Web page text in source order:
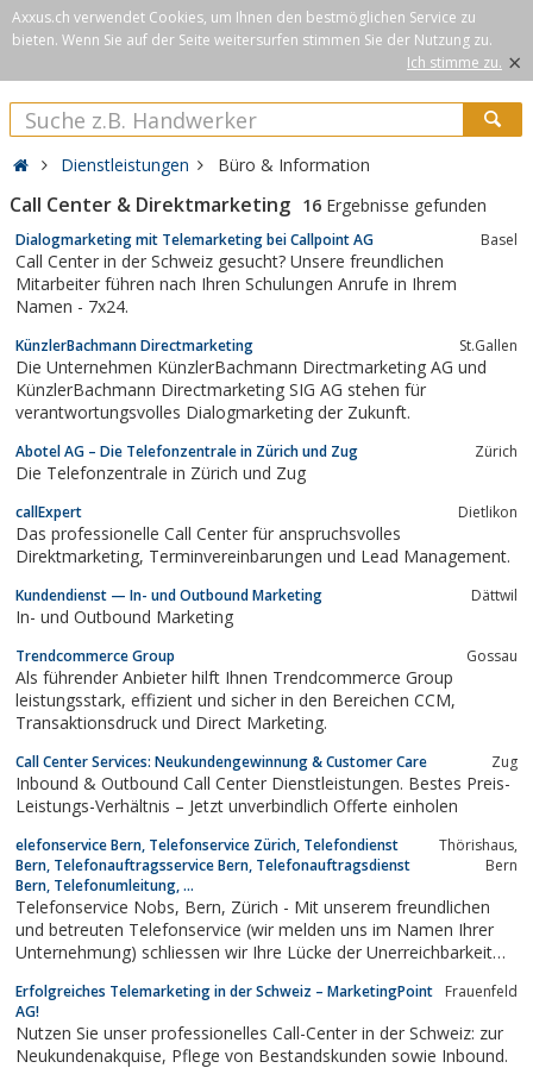
Axxus.ch verwendet Cookies, um Ihnen den bestmöglichen Service zu
bieten. Wenn Sie auf der Seite weitersurfen stimmen Sie der Nutzung zu.
Ich stimme zu. ×
Dienstleistungen Büro & Information
Call Center & Direktmarketing 16 Ergebnisse gefunden
Dialogmarketing mit Telemarketing bei Callpoint AG Basel
Call Center in der Schweiz gesucht? Unsere freundlichen
Mitarbeiter führen nach Ihren Schulungen Anrufe in Ihrem
Namen - 7x24.
KünzlerBachmann Directmarketing St.Gallen
Die Unternehmen KünzlerBachmann Directmarketing AG und
KünzlerBachmann Directmarketing SIG AG stehen für
verantwortungsvolles Dialogmarketing der Zukunft.
Abotel AG – Die Telefonzentrale in Zürich und Zug Zürich
Die Telefonzentrale in Zürich und Zug
callExpert Dietlikon
Das professionelle Call Center für anspruchsvolles
Direktmarketing, Terminvereinbarungen und Lead Management.
Kundendienst — In- und Outbound Marketing Dättwil
In- und Outbound Marketing
Trendcommerce Group Gossau
Als führender Anbieter hilft Ihnen Trendcommerce Group
leistungsstark, effizient und sicher in den Bereichen CCM,
Transaktionsdruck und Direct Marketing.
Call Center Services: Neukundengewinnung & Customer Care Zug
Inbound & Outbound Call Center Dienstleistungen. Bestes Preis-
Leistungs-Verhältnis – Jetzt unverbindlich Offerte einholen
elefonservice Bern, Telefonservice Zürich, Telefondienst
Bern, Telefonauftragsservice Bern, Telefonauftragsdienst
Bern, Telefonumleitung, ...
Thörishaus,
Bern
Telefonservice Nobs, Bern, Zürich - Mit unserem freundlichen
und betreuten Telefonservice (wir melden uns im Namen Ihrer
Unternehmung) schliessen wir Ihre Lücke der Unerreichbarkeit
Behandlungen, externe Auftragsausführung, Ferien, Krankheit,
etc. auf eine persönliche...
Erfolgreiches Telemarketing in der Schweiz – MarketingPoint
AG!
Frauenfeld
Nutzen Sie unser professionelles Call-Center in der Schweiz: zur
Neukundenakquise, Pflege von Bestandskunden sowie Inbound.